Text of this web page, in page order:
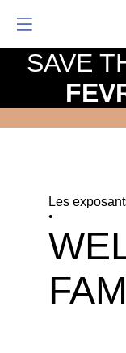
Les
•
SAVE